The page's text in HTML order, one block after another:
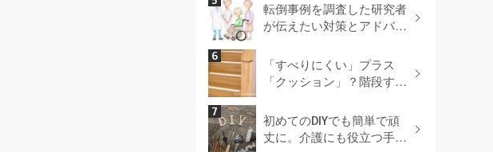
転倒事例を調査した研究者
が伝えたい対策とアドバイ
「すべりにくい」プラス
「クッション」？階段すべ
（ＰＲ）
初めてのDIYでも簡単で頑
丈に。介護にも役立つ手す